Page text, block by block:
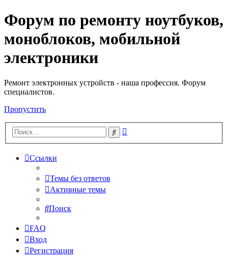
Регистрация
Форум по ремонту ноутбуков,
моноблоков, мобильной
электроники
Ремонт электронных устройств - наша профессия. Форум
специалистов.
Пропустить
Поиск
Ссылки
Темы без ответов
Активные темы
Поиск
FAQ
Вход
Регистрация